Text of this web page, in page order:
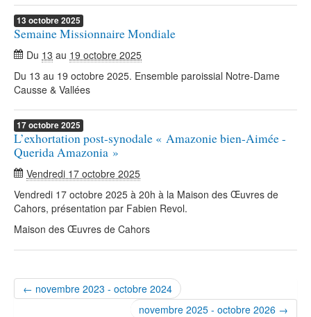
13 octobre2025
Semaine Missionnaire Mondiale
Du 13 au 19 octobre 2025
Du 13 au 19 octobre 2025. Ensemble paroissial Notre-Dame
Causse & Vallées
17octobre2025
L’exhortation post-synodale « Amazonie bien-Aimée -
Querida Amazonia »
Vendredi 17 octobre 2025
Vendredi 17 octobre 2025 à 20h à la Maison des Œuvres de
Cahors, présentation par Fabien Revol.
Maison des Œuvres de Cahors
← novembre 2023 - octobre 2024
novembre 2025 - octobre 2026 →